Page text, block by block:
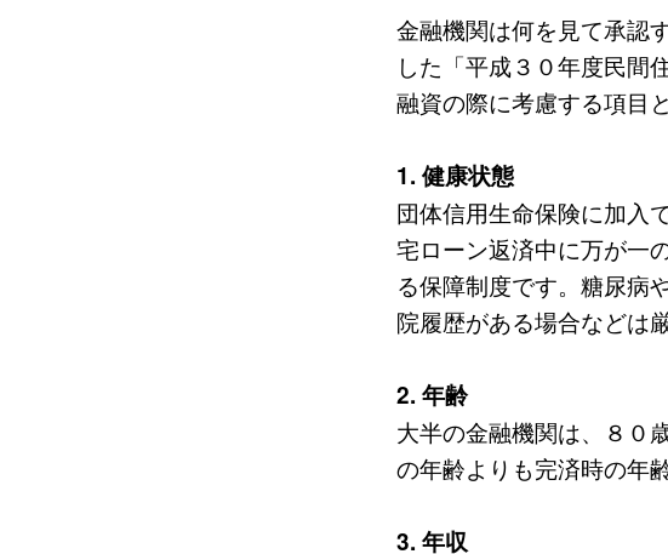
金融機関は何を見て承認
した「平成３０年度民間
融資の際に考慮する項目
1. 健康状態
団体信用生命保険に加入
宅ローン返済中に万が一
る保障制度です。糖尿病
院履歴がある場合などは
2. 年齢
大半の金融機関は、８０
の年齢よりも完済時の年
3. 年収